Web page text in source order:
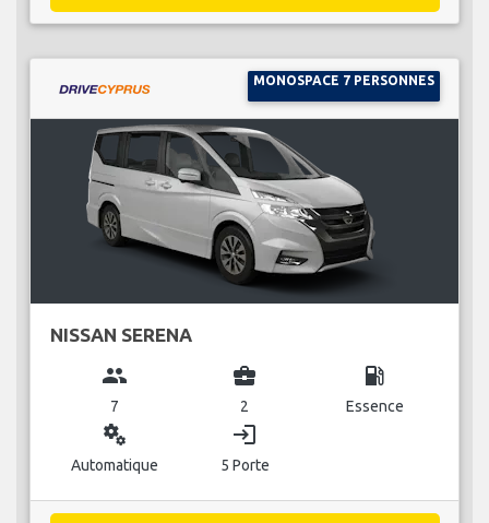
MONOSPACE 7 PERSONNES
NISSAN SERENA
group
7
business_center
2
local_gas_station
Essence
miscellaneous_services
Automatique
login
5 Porte